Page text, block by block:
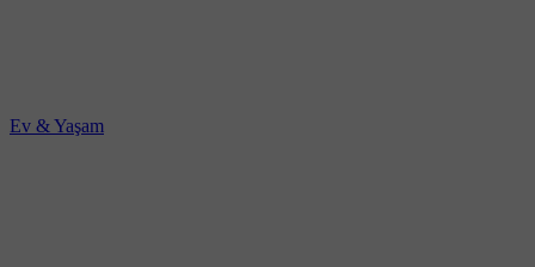
Ev & Yaşam